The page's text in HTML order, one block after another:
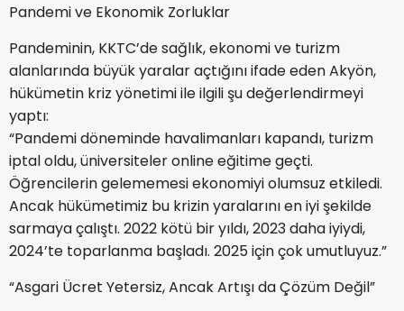
Pandemi ve Ekonomik Zorluklar
Pandeminin, KKTC’de sağlık, ekonomi ve turizm
alanlarında büyük yaralar açtığını ifade eden Akyön,
hükümetin kriz yönetimi ile ilgili şu değerlendirmeyi
yaptı:
“Pandemi döneminde havalimanları kapandı, turizm
iptal oldu, üniversiteler online eğitime geçti.
Öğrencilerin gelememesi ekonomiyi olumsuz etkiledi.
Ancak hükümetimiz bu krizin yaralarını en iyi şekilde
sarmaya çalıştı. 2022 kötü bir yıldı, 2023 daha iyiydi,
2024’te toparlanma başladı. 2025 için çok umutluyuz.”
“Asgari Ücret Yetersiz, Ancak Artışı da Çözüm Değil”